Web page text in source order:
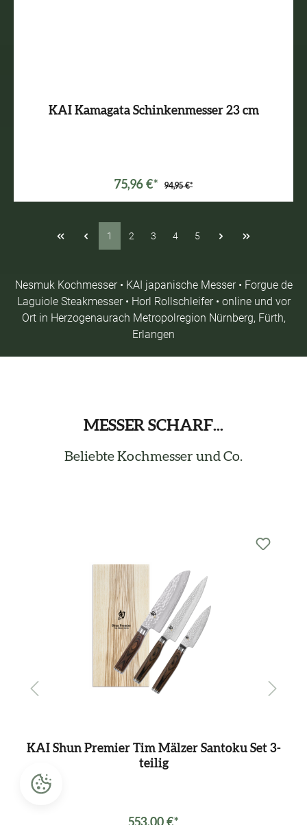
KAI Kamagata Schinkenmesser 23 cm
75,96 €* 94,95 €*
1 2 3 4 5
Nesmuk Kochmesser • KAI japanische Messer • Forgue de
Laguiole Steakmesser • Horl Rollschleifer • online und vor
Ort in Herzogenaurach Metropolregion Nürnberg, Fürth,
Erlangen
MESSER SCHARF...
Beliebte Kochmesser und Co.
KAI Shun Premier Tim Mälzer Santoku Set 3-
teilig